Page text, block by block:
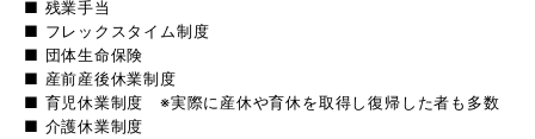
■ 残業手当
■ フレックスタイム制度
■ 団体生命保険
■ 産前産後休業制度
■ 育児休業制度 ※実際に産休や育休を取得し復帰した者も多数
■ 介護休業制度